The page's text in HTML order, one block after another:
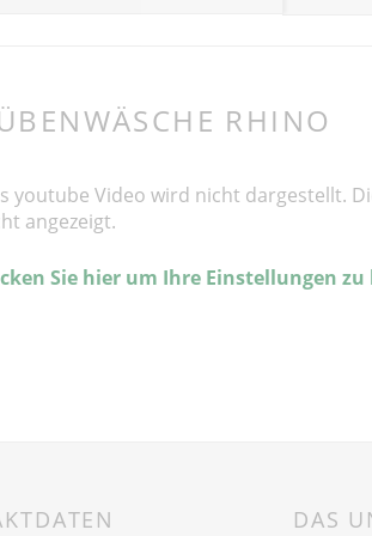
RHINO
youtube Video wird nicht dargestellt.
angezeigt.
Sie hier um Ihre Einstellungen
DAS